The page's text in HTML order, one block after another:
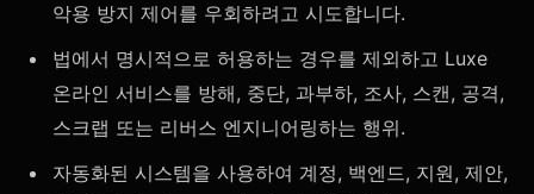
악용 방지 제어를 우회하려고 시도합니다.
법에서 명시적으로 허용하는 경우를 제외하고 Luxe
온라인 서비스를 방해, 중단, 과부하, 조사, 스캔, 공격,
스크랩 또는 리버스 엔지니어링하는 행위.
자동화된 시스템을 사용하여 계정, 백엔드, 지원, 제안,